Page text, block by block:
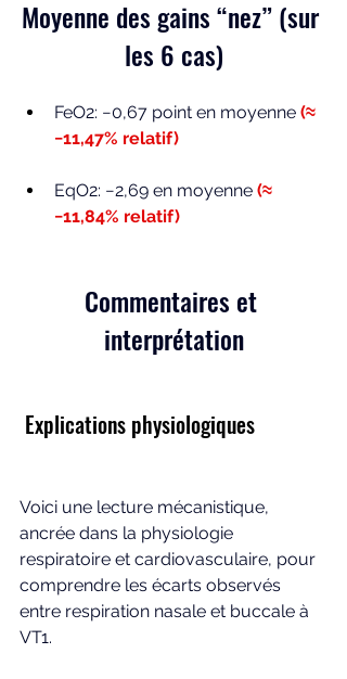
Moyenne des gains “nez” (sur
les 6 cas)
FeO2: −0,67 point en moyenne (≈
−11,47% relatif)
EqO2: −2,69 en moyenne (≈
−11,84% relatif)
Commentaires et
interprétation
Explications physiologiques
Voici une lecture mécanistique,
ancrée dans la physiologie
respiratoire et cardiovasculaire, pour
comprendre les écarts observés
entre respiration nasale et buccale à
VT1.